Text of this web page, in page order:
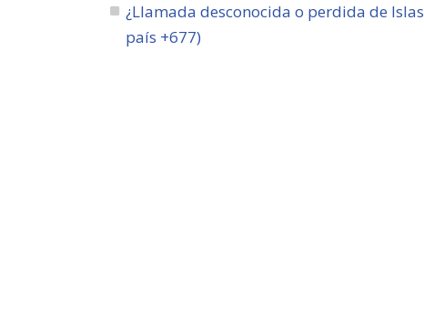
¿Llamada desconocida o perdida de
país +677)